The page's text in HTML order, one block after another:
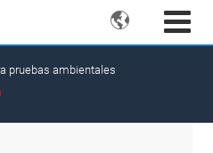

pruebas ambientales